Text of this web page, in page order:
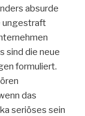
absurde
ungestraft
sind die neue
formuliert.
das
seriöses sein